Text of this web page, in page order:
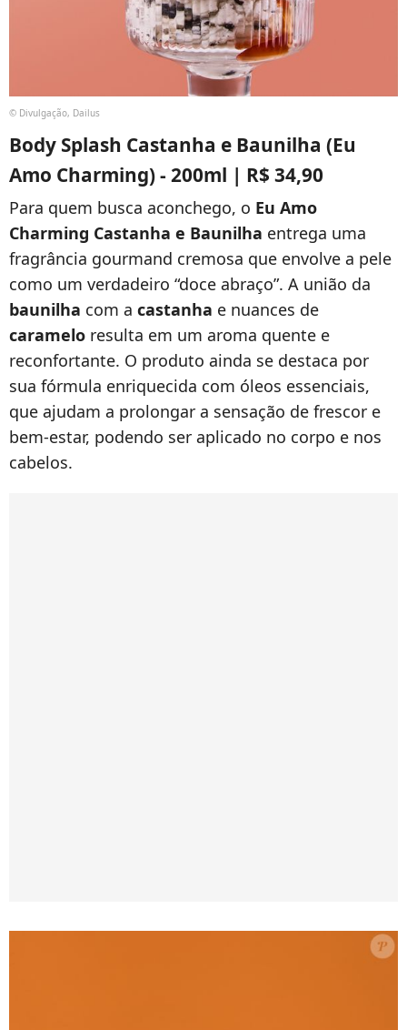
© Divulgação, Dailus
Body Splash Castanha e Baunilha (Eu
Amo Charming) - 200ml | R$ 34,90
Para quem busca aconchego, o Eu Amo
Charming Castanha e Baunilha entrega uma
fragrância gourmand cremosa que envolve a pele
como um verdadeiro “doce abraço”. A união da
baunilha com a castanha e nuances de
caramelo resulta em um aroma quente e
reconfortante. O produto ainda se destaca por
sua fórmula enriquecida com óleos essenciais,
que ajudam a prolongar a sensação de frescor e
bem-estar, podendo ser aplicado no corpo e nos
cabelos.